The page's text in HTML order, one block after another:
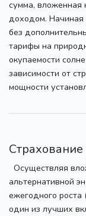
сумма, вложенная
доходом. Начиная
без
тарифы на
окупаемости
зависимости от
мощности
Осуществляя
альтернативной
ежегодного роста
один из лучших